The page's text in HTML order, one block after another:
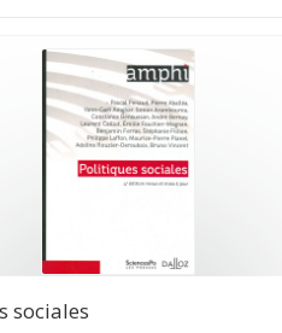
sociales